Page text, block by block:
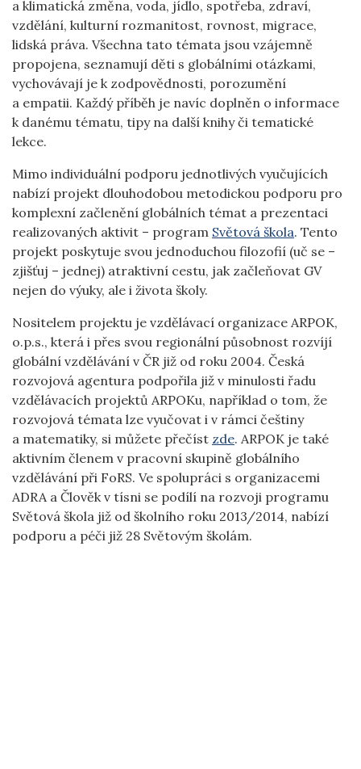
a klimatická změna, voda, jídlo, spotřeba, zdraví,
vzdělání, kulturní rozmanitost, rovnost, migrace,
lidská práva. Všechna tato témata jsou vzájemně
propojena, seznamují děti s globálními otázkami,
vychovávají je k zodpovědnosti, porozumění
a empatii. Každý příběh je navíc doplněn o informace
k danému tématu, tipy na další knihy či tematické
lekce.
Mimo individuální podporu jednotlivých vyučujících
nabízí projekt dlouhodobou metodickou podporu pro
komplexní začlenění globálních témat a prezentaci
realizovaných aktivit – program Světová škola. Tento
projekt poskytuje svou jednoduchou filozofií (uč se –
zjišťuj – jednej) atraktivní cestu, jak začleňovat GV
nejen do výuky, ale i života školy.
Nositelem projektu je vzdělávací organizace ARPOK,
o.p.s., která i přes svou regionální působnost rozvíjí
globální vzdělávání v ČR již od roku 2004. Česká
rozvojová agentura podpořila již v minulosti řadu
vzdělávacích projektů ARPOKu, například o tom, že
rozvojová témata lze vyučovat i v rámci češtiny
a matematiky, si můžete přečíst zde. ARPOK je také
aktivním členem v pracovní skupině globálního
vzdělávání při FoRS. Ve spolupráci s organizacemi
ADRA a Člověk v tísni se podílí na rozvoji programu
Světová škola již od školního roku 2013/2014, nabízí
podporu a péči již 28 Světovým školám.